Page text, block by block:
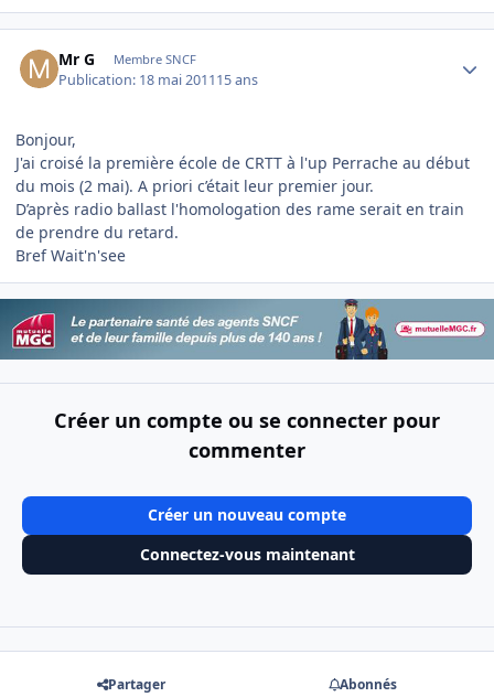
Mr G Membre SNCF
Publication: 18 mai 201115 ans
Bonjour,
J'ai croisé la première école de CRTT à l'up Perrache au début
du mois (2 mai). A priori c’était leur premier jour.
D’après radio ballast l'homologation des rame serait en train
de prendre du retard.
Bref Wait'n'see
Créer un compte ou se connecter pour
commenter
Créer un nouveau compte
Connectez-vous maintenant
Partager Abonnés